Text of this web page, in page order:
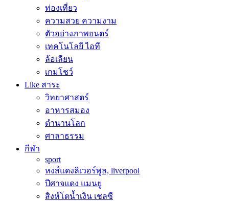
ท่องเที่ยว
ความสวย ความงาม
ตัวอย่างภาพยนตร์
เทคโนโลยี ไอที
ล้อเลียน
เกมโชว์
Like สาระ
วิทยาศาสตร์
อาหารสมอง
ตำนานโลก
ศาลาธรรม
กีฬา
sport
หงส์แดงลิเวอร์พูล, liverpool
ปีศาจแดง แมนยู
สิงห์โตน้ำเงิน เชลซี